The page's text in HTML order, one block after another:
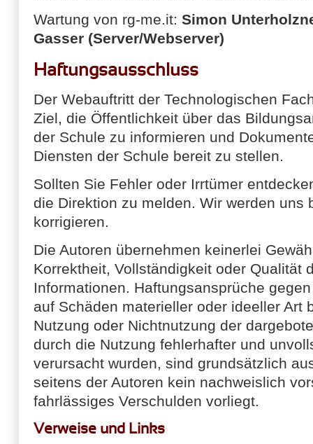
Wartung von rg-me.it: Simon
Gasser (Server/Webserver)
Haftungsausschluss
Der Webauftritt der Technologischen
Ziel, die Öffentlichkeit über das
der Schule zu informieren und
Diensten der Schule bereit zu stellen.
Sollten Sie Fehler oder Irrtümer
die Direktion zu melden. Wir werden uns
korrigieren.
Die Autoren übernehmen keinerlei
Korrektheit, Vollständigkeit oder Qualität
Informationen. Haftungsansprüche
auf Schäden materieller oder ideeller Art
Nutzung oder Nichtnutzung der
durch die Nutzung fehlerhafter und
verursacht wurden, sind grundsätzlich
seitens der Autoren kein nachweislich
fahrlässiges Verschulden vorliegt.
Verweise und Links